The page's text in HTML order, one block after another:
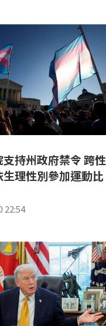
持州政府禁令 跨性
生理性別參加運動比
22:54